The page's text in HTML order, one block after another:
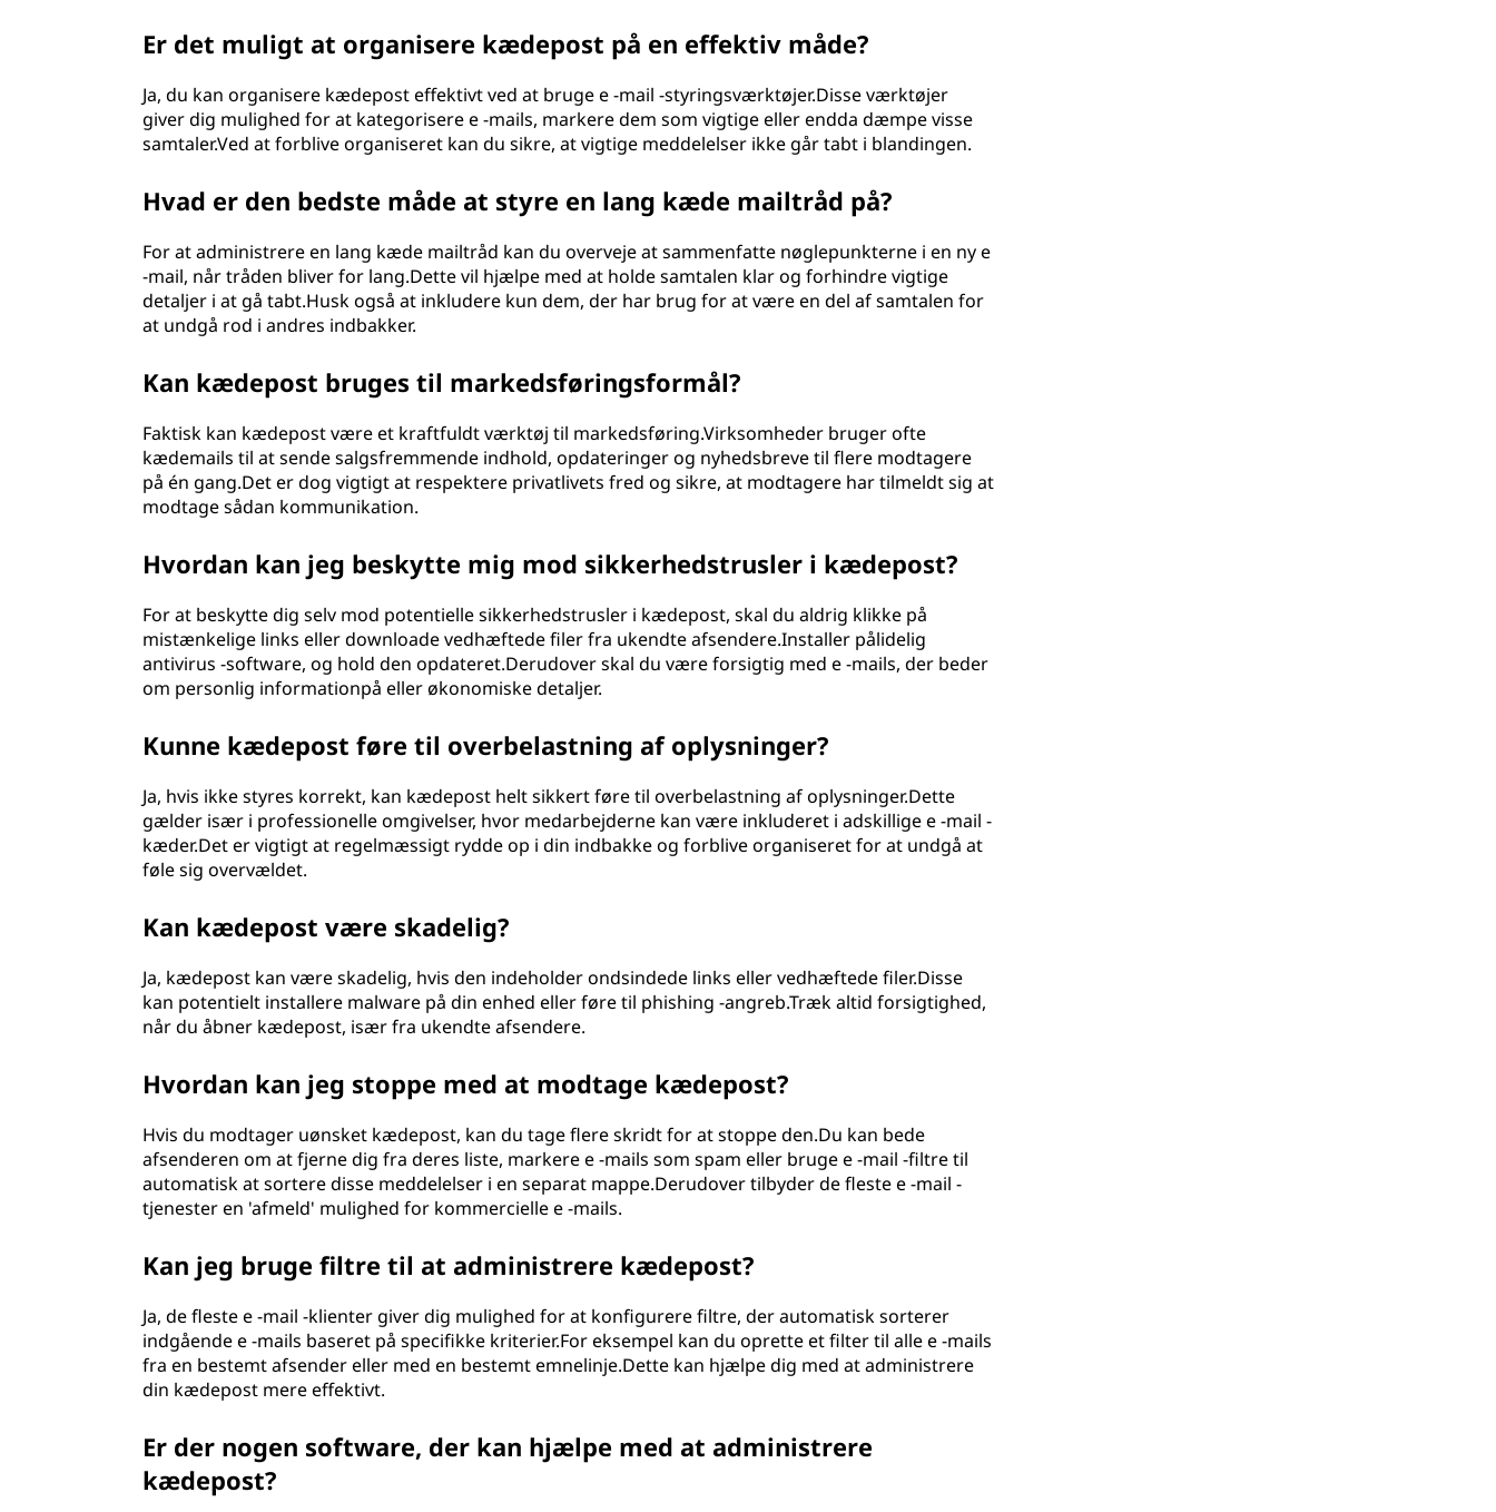
Er det muligt at organisere kædepost på en effektiv måde?
Ja, du kan organisere kædepost effektivt ved at bruge e -mail -styringsværktøjer.Disse værktøjer
giver dig mulighed for at kategorisere e -mails, markere dem som vigtige eller endda dæmpe visse
samtaler.Ved at forblive organiseret kan du sikre, at vigtige meddelelser ikke går tabt i blandingen.
Hvad er den bedste måde at styre en lang kæde mailtråd på?
For at administrere en lang kæde mailtråd kan du overveje at sammenfatte nøglepunkterne i en ny e
-mail, når tråden bliver for lang.Dette vil hjælpe med at holde samtalen klar og forhindre vigtige
detaljer i at gå tabt.Husk også at inkludere kun dem, der har brug for at være en del af samtalen for
at undgå rod i andres indbakker.
Kan kædepost bruges til markedsføringsformål?
Faktisk kan kædepost være et kraftfuldt værktøj til markedsføring.Virksomheder bruger ofte
kædemails til at sende salgsfremmende indhold, opdateringer og nyhedsbreve til flere modtagere
på én gang.Det er dog vigtigt at respektere privatlivets fred og sikre, at modtagere har tilmeldt sig at
modtage sådan kommunikation.
Hvordan kan jeg beskytte mig mod sikkerhedstrusler i kædepost?
For at beskytte dig selv mod potentielle sikkerhedstrusler i kædepost, skal du aldrig klikke på
mistænkelige links eller downloade vedhæftede filer fra ukendte afsendere.Installer pålidelig
antivirus -software, og hold den opdateret.Derudover skal du være forsigtig med e -mails, der beder
om personlig informationpå eller økonomiske detaljer.
Kunne kædepost føre til overbelastning af oplysninger?
Ja, hvis ikke styres korrekt, kan kædepost helt sikkert føre til overbelastning af oplysninger.Dette
gælder især i professionelle omgivelser, hvor medarbejderne kan være inkluderet i adskillige e -mail -
kæder.Det er vigtigt at regelmæssigt rydde op i din indbakke og forblive organiseret for at undgå at
føle sig overvældet.
Kan kædepost være skadelig?
Ja, kædepost kan være skadelig, hvis den indeholder ondsindede links eller vedhæftede filer.Disse
kan potentielt installere malware på din enhed eller føre til phishing -angreb.Træk altid forsigtighed,
når du åbner kædepost, især fra ukendte afsendere.
Hvordan kan jeg stoppe med at modtage kædepost?
Hvis du modtager uønsket kædepost, kan du tage flere skridt for at stoppe den.Du kan bede
afsenderen om at fjerne dig fra deres liste, markere e -mails som spam eller bruge e -mail -filtre til
automatisk at sortere disse meddelelser i en separat mappe.Derudover tilbyder de fleste e -mail -
tjenester en 'afmeld' mulighed for kommercielle e -mails.
Kan jeg bruge filtre til at administrere kædepost?
Ja, de fleste e -mail -klienter giver dig mulighed for at konfigurere filtre, der automatisk sorterer
indgående e -mails baseret på specifikke kriterier.For eksempel kan du oprette et filter til alle e -mails
fra en bestemt afsender eller med en bestemt emnelinje.Dette kan hjælpe dig med at administrere
din kædepost mere effektivt.
Er der nogen software, der kan hjælpe med at administrere
kædepost?